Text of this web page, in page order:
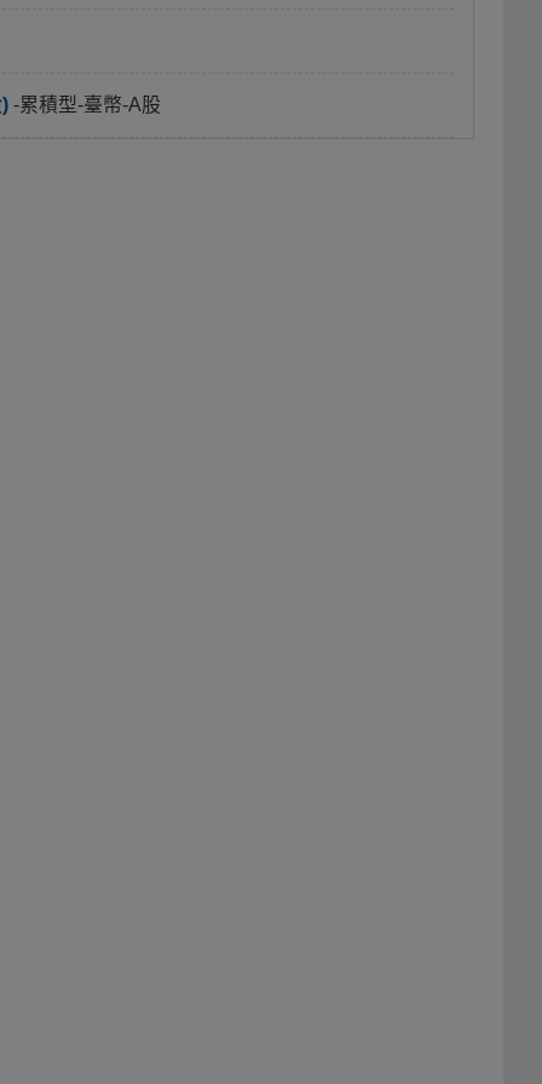
-累積型-臺幣-A股